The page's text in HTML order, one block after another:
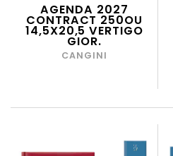
AGENDA 2027
CONTRACT 250OU
14,5X20,5 VERTIGO
GIOR.
CANGINI